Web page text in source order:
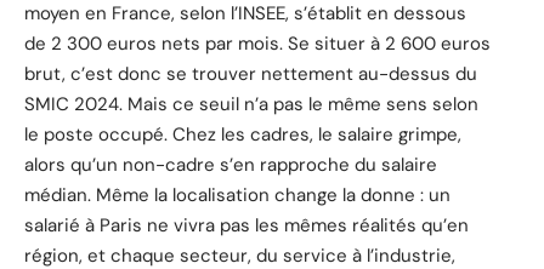
moyen en France, selon l’INSEE, s’établit en dessous
de 2 300 euros nets par mois. Se situer à 2 600 euros
brut, c’est donc se trouver nettement au-dessus du
SMIC 2024. Mais ce seuil n’a pas le même sens selon
le poste occupé. Chez les cadres, le salaire grimpe,
alors qu’un non-cadre s’en rapproche du salaire
médian. Même la localisation change la donne : un
salarié à Paris ne vivra pas les mêmes réalités qu’en
région, et chaque secteur, du service à l’industrie,